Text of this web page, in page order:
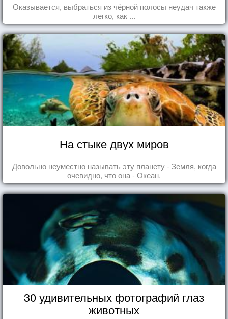
Оказывается, выбраться из чёрной полосы неудач также
легко, как ...
На стыке двух миров
Довольно неуместно называть эту планету - Земля, когда
очевидно, что она - Океан.
30 удивительных фотографий глаз
животных